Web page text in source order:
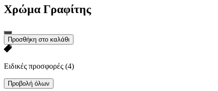
Χρώμα Γραφίτης
Προσθήκη στο καλάθι
Ειδικές προσφορές (4)
Προβολή όλων